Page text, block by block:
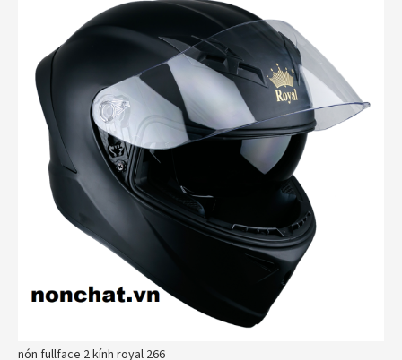
nón fullface 2 kính royal 266